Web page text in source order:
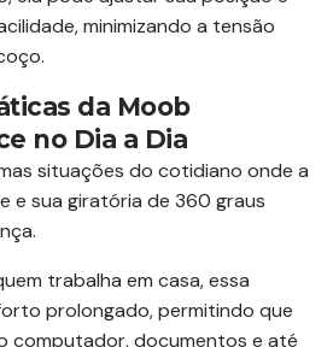
minimizando a tensão
da Moob
no Dia a Dia
situações do cotidiano onde a
e sua giratória de 360 graus
trabalha em casa, essa
prolongado, permitindo que
computador, documentos e até